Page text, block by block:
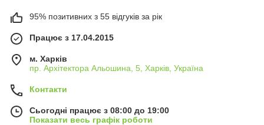
95% позитивних з 55 відгуків за рік
Працює з 17.04.2015
м. Харків
пр. Архітектора Альошина, 5, Харків, Україна
Контакти
Сьогодні працює з 08:00 до 19:00
Показати весь графік роботи